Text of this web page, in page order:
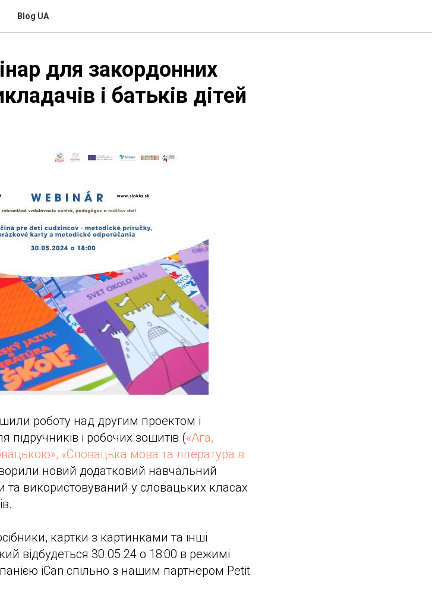
Blog UA
для закордонних
і батьків дітей
роботу над другим проектом і
підручників і робочих зошитів («Ага,
«Словацька мова та література в
новий додатковий навчальний
та використовуваний у словацьких класах
картки з картинками та інші
відбудеться 30.05.24 о 18:00 в режимі
iCan спільно з нашим партнером Petit